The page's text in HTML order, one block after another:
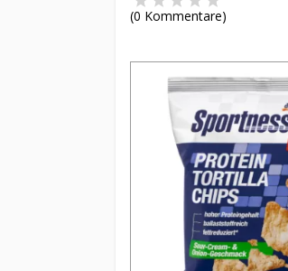
(0 Kommentare)